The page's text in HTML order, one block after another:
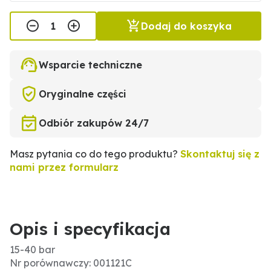
Dodaj do koszyka
Wsparcie techniczne
Oryginalne części
Odbiór zakupów 24/7
Masz pytania co do tego produktu? Skontaktuj się z
nami przez formularz
Opis i specyfikacja
15-40 bar
Nr porównawczy: 001121C